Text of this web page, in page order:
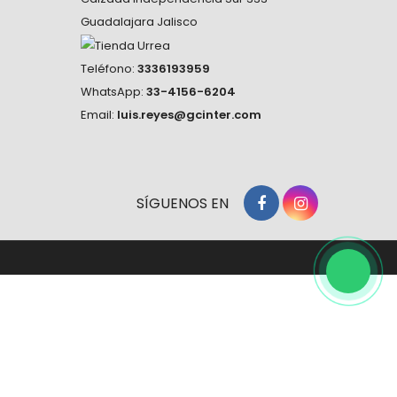
Guadalajara Jalisco
Teléfono: 3336193959
WhatsApp: 33-4156-6204
Email: luis.reyes@gcinter.com
SÍGUENOS EN